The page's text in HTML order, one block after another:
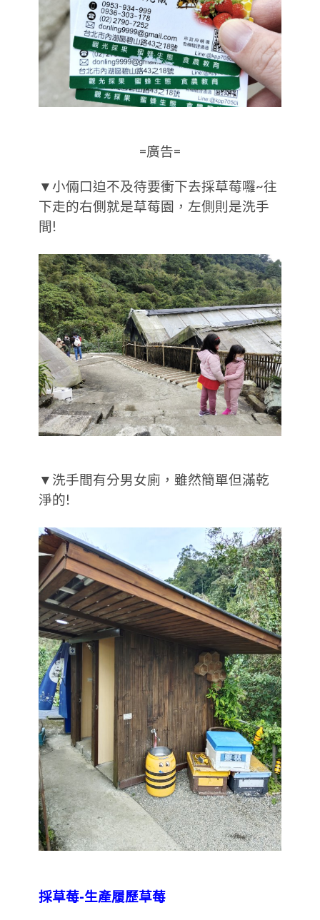
=廣告=
▼小倆口迫不及待要衝下去採草莓囉~往
下走的右側就是草莓園，左側則是洗手
間!
▼洗手間有分男女廁，雖然簡單但滿乾
淨的!
採草莓-生產履歷草莓